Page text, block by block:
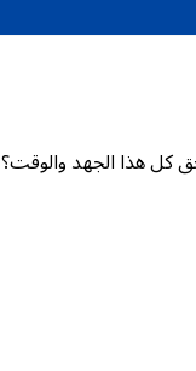
كل هذا الجهد والوقت؟